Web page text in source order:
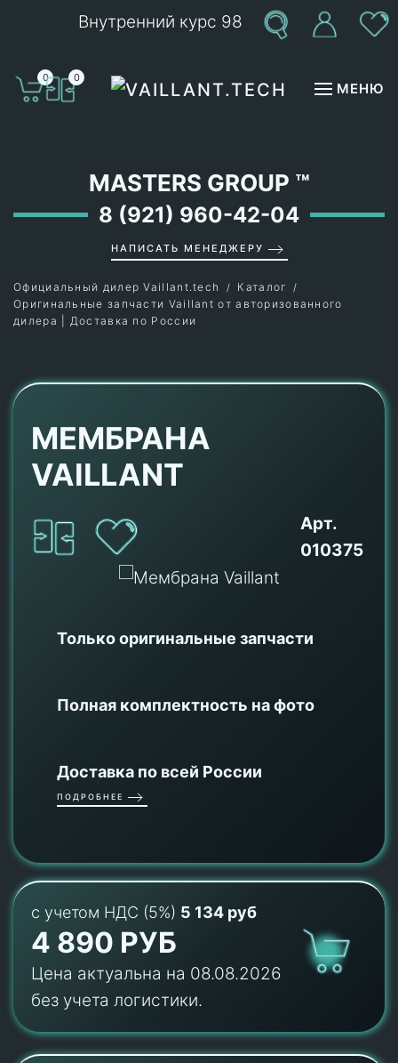
Внутренний курс 98
0 0
МЕНЮ
MASTERS GROUP ™
8 (921) 960-42-04
НАПИСАТЬ МЕНЕДЖЕРУ
Официальный дилер Vaillant.tech
Каталог
Оригинальные запчасти Vaillant от авторизованного
дилера | Доставка по России
МЕМБРАНА
VAILLANT
Арт.
010375
Только оригинальные запчасти
Полная комплектность на фото
Доставка по всей России
ПОДРОБНЕЕ
с учетом НДС (5%) 5 134 руб
4 890 РУБ
Цена актуальна на 08.08.2026
без учета логистики.